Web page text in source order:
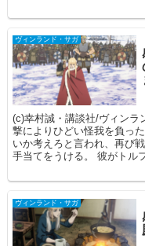
ヴィンランド・サガ
(c)幸村誠・講談社/ヴィンラ
撃によりひどい怪我を負っ
いか考えろと言われ、再び
手当てをうける。 彼がトル
ヴィンランド・サガ